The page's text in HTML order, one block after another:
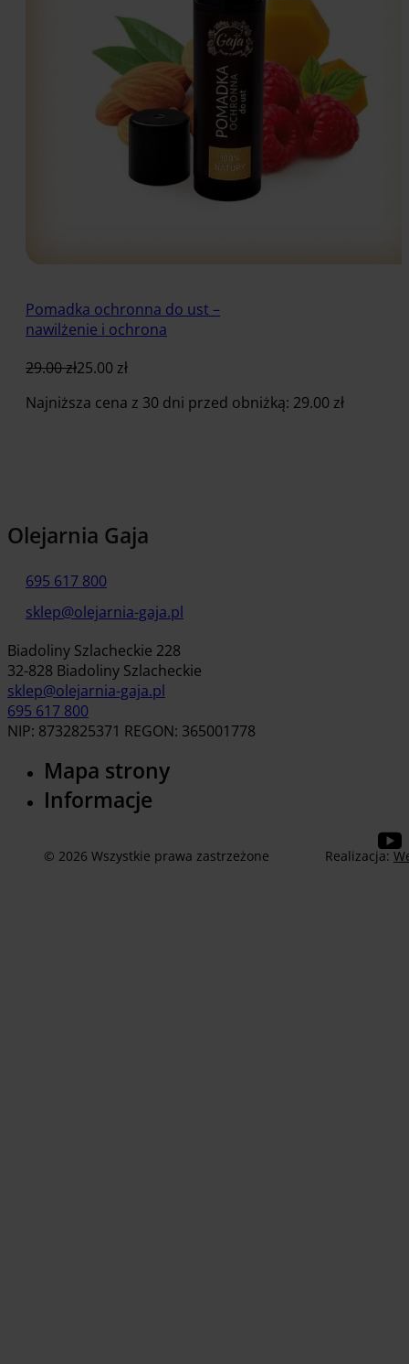
Pomadka ochronna do ust –
nawilżenie i ochrona
29.00zł25.00 zł
Najniższa cena z 30 dni przed obniżką: 29.00 zł
Olejarnia Gaja
695 617 800
sklep@olejarnia-gaja.pl
Biadoliny Szlacheckie 228
32-828 Biadoliny Szlacheckie
sklep@olejarnia-gaja.pl
695 617 800
NIP: 8732825371 REGON: 365001778
Mapa strony
Informacje
© 2026 Wszystkie prawa zastrzeżone Realizacja: